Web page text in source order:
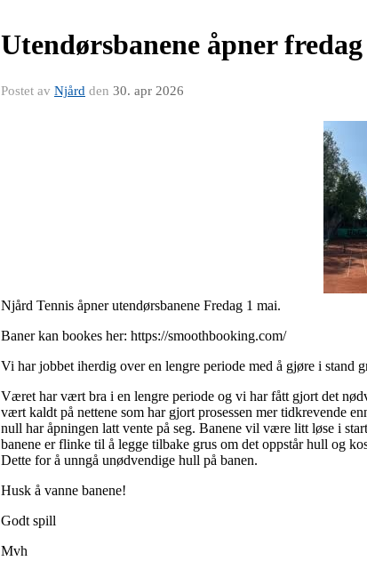
Utendørsbanene åpner
Postet av Njård den 30. apr 2026
Njård Tennis åpner utendørsbanene Fredag 1 mai.
Baner kan bookes her: https://smoothbooking.com/
Vi har jobbet iherdig over en lengre periode med å gjøre i stand
Været har vært bra i en lengre periode og vi har fått gjort det
vært kaldt på nettene som har gjort prosessen mer tidkrevende
null har åpningen latt vente på seg. Banene vil være litt løse i
banene er flinke til å legge tilbake grus om det oppstår hull og
Dette for å unngå unødvendige hull på banen.
Husk å vanne banene!
Godt spill
Mvh